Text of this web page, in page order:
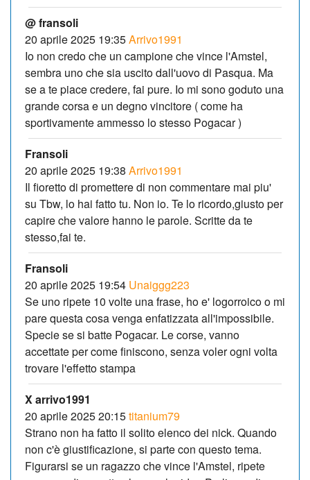
@ fransoli
20 aprile 2025 19:35Arrivo1991
Io non credo che un campione che vince l'Amstel,
sembra uno che sia uscito dall'uovo di Pasqua. Ma
se a te piace credere, fai pure. Io mi sono goduto una
grande corsa e un degno vincitore ( come ha
sportivamente ammesso lo stesso Pogacar )
Fransoli
20 aprile 2025 19:38 Arrivo1991
Il fioretto di promettere di non commentare mai piu'
su Tbw, lo hai fatto tu. Non io. Te lo ricordo,giusto per
capire che valore hanno le parole. Scritte da te
stesso,fai te.
Fransoli
20 aprile 2025 19:54 Unaiggg223
Se uno ripete 10 volte una frase, ho e' logorroico o mi
pare questa cosa venga enfatizzata all'impossibile.
Specie se si batte Pogacar. Le corse, vanno
accettate per come finiscono, senza voler ogni volta
trovare l'effetto stampa
X arrivo1991
20 aprile 2025 20:15titanium79
Strano non ha fatto il solito elenco dei nick. Quando
non c'è giustificazione, si parte con questo tema.
Figurarsi se un ragazzo che vince l'Amstel, ripete